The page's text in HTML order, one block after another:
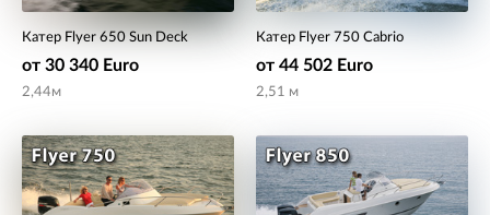
Катер Flyer 650 Sun Deck
от 30 340 Euro
2,44м
Катер Flyer 750 Cabrio
от 44 502 Euro
2,51 м